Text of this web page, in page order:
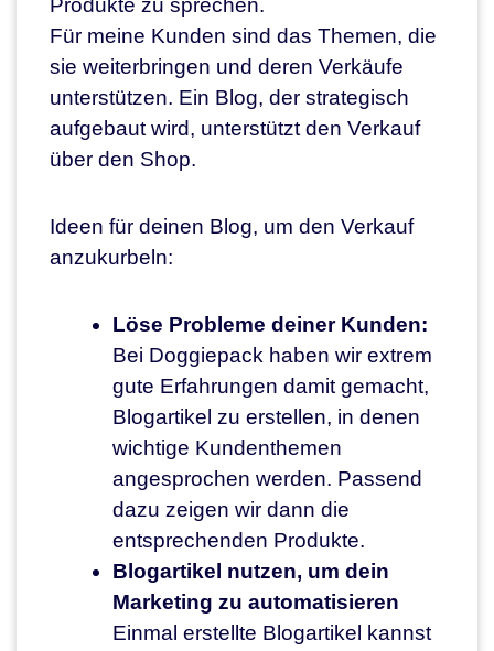
Produkte zu sprechen.
Für meine Kunden sind das Themen, die
sie weiterbringen und deren Verkäufe
unterstützen. Ein Blog, der strategisch
aufgebaut wird, unterstützt den Verkauf
über den Shop.
Ideen für deinen Blog, um den Verkauf
anzukurbeln:
Löse Probleme deiner Kunden:
Bei Doggiepack haben wir extrem
gute Erfahrungen damit gemacht,
Blogartikel zu erstellen, in denen
wichtige Kundenthemen
angesprochen werden. Passend
dazu zeigen wir dann die
entsprechenden Produkte.
Blogartikel nutzen, um dein
Marketing zu automatisieren
Einmal erstellte Blogartikel kannst